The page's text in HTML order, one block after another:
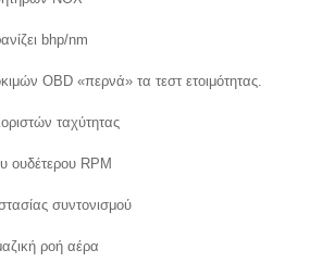
bhp/nm
OBD «περνά» τα τεστ ετοιμότητας.
ταχύτητας
ουδέτερου RPM
συντονισμού
ροή αέρα